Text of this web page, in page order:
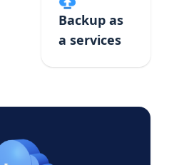
Backup as
a services